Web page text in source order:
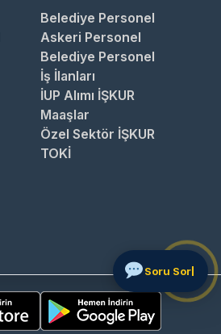
Belediye Personel
Askeri Personel
Belediye Personel
İş İlanları
İUP Alımı İŞKUR
Maaşlar
Özel Sektör İŞKUR
TOKİ